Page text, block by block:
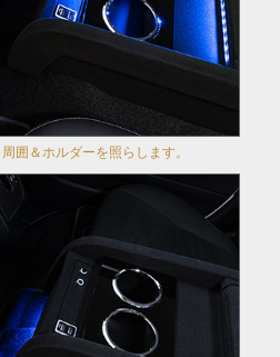
囲＆ホルダーを照らします。